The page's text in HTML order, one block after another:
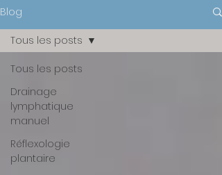
Blog
Tous les posts
Drainage
lymphatique
manuel
Réflexologie
plantaire
Tous les posts